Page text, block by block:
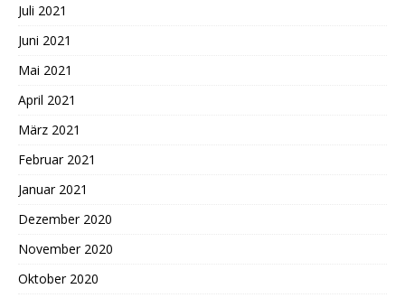
Juli 2021
Juni 2021
Mai 2021
April 2021
März 2021
Februar 2021
Januar 2021
Dezember 2020
November 2020
Oktober 2020